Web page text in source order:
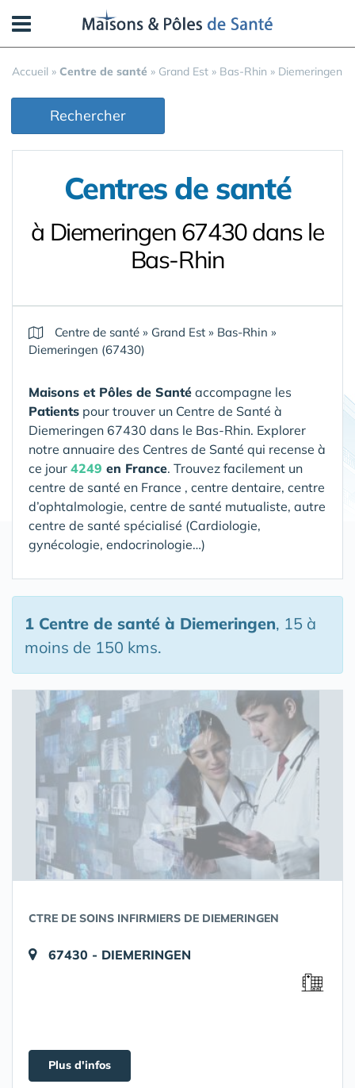
Accueil » Centre de santé » Grand Est » Bas-Rhin » Diemeringen
Rechercher
Centres de santé
à Diemeringen 67430 dans le
Bas-Rhin
Centre de santé » Grand Est » Bas-Rhin »
Diemeringen (67430)
Maisons et Pôles de Santé accompagne les
Patients pour trouver un Centre de Santé à
Diemeringen 67430 dans le Bas-Rhin. Explorer
notre annuaire des Centres de Santé qui recense à
ce jour 4249 en France. Trouvez facilement un
centre de santé en France , centre dentaire, centre
d’ophtalmologie, centre de santé mutualiste, autre
centre de santé spécialisé (Cardiologie,
gynécologie, endocrinologie…)
1 Centre de santé à Diemeringen, 15 à
moins de 150 kms.
CTRE DE SOINS INFIRMIERS DE DIEMERINGEN
67430 - DIEMERINGEN
Plus d'infos
Panneau de gestion des cookies